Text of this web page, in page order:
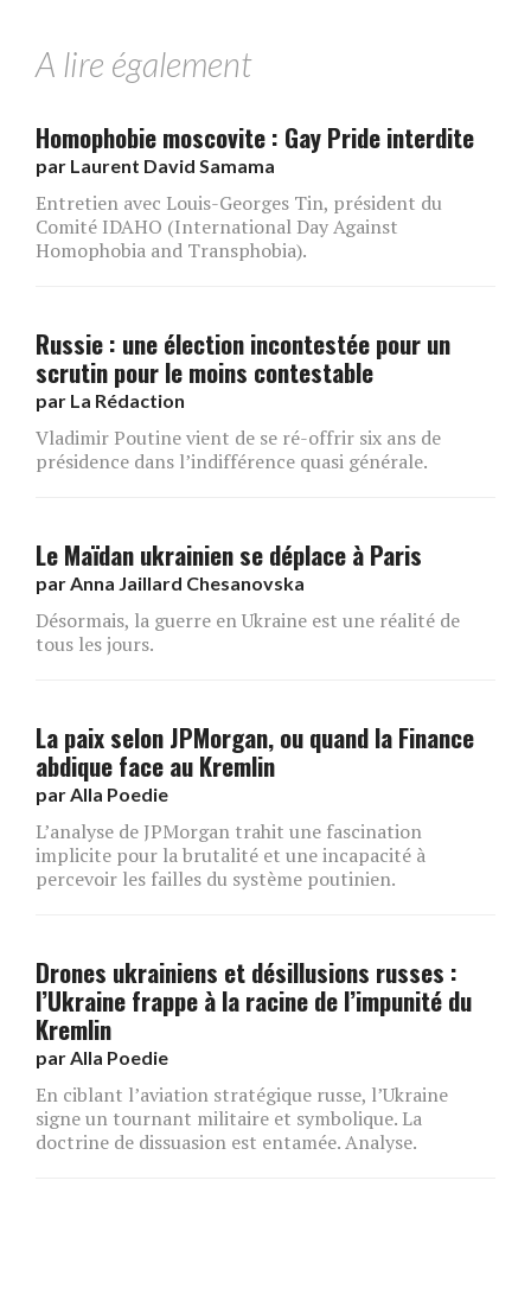
A lire également
Homophobie moscovite : Gay Pride interdite
par Laurent David Samama
Entretien avec Louis-Georges Tin, président du
Comité IDAHO (International Day Against
Homophobia and Transphobia).
Russie : une élection incontestée pour un
scrutin pour le moins contestable
par La Rédaction
Vladimir Poutine vient de se ré-offrir six ans de
présidence dans l’indifférence quasi générale.
Le Maïdan ukrainien se déplace à Paris
par Anna Jaillard Chesanovska
Désormais, la guerre en Ukraine est une réalité de
tous les jours.
La paix selon JPMorgan, ou quand la Finance
abdique face au Kremlin
par Alla Poedie
L’analyse de JPMorgan trahit une fascination
implicite pour la brutalité et une incapacité à
percevoir les failles du système poutinien.
Drones ukrainiens et désillusions russes :
l’Ukraine frappe à la racine de l’impunité du
Kremlin
par Alla Poedie
En ciblant l’aviation stratégique russe, l’Ukraine
signe un tournant militaire et symbolique. La
doctrine de dissuasion est entamée. Analyse.